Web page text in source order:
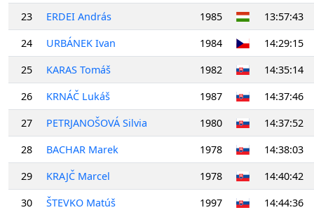
23
ERDEI András 1985
13:57:43
24
URBÁNEK Ivan 1984
14:29:15
25
KARAS Tomáš 1982
14:35:14
26
KRNÁČ Lukáš 1987
14:37:46
27
PETRJANOŠOVÁ Silvia 1980
14:37:52
28
BACHAR Marek 1978
14:38:03
29
KRAJČ Marcel 1978
14:40:42
30
ŠTEVKO Matúš 1997
14:44:36